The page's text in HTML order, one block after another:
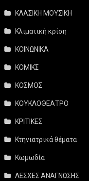
ΚΛΑΣΙΚΗ ΜΟΥΣΙΚΗ
Κλιματική κρίση
ΚΟΙΝΩΝΙΚΑ
ΚΟΜΙΚΣ
ΚΟΣΜΟΣ
ΚΟΥΚΛΟΘΕΑΤΡΟ
ΚΡΙΤΙΚΕΣ
Κτηνιατρικά θέματα
Κωμωδία
ΛΕΣΧΕΣ ΑΝΑΓΝΩΣΗΣ